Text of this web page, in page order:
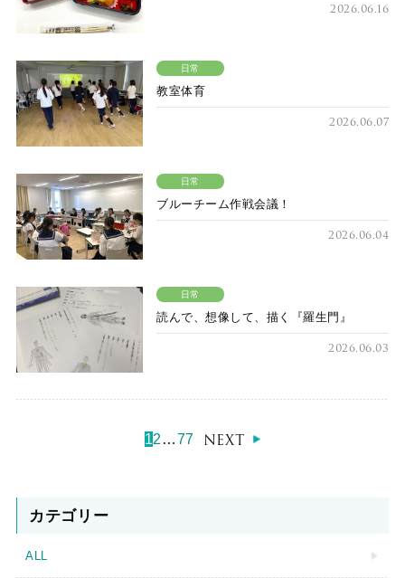
2026.06.16
日常
教室体育
2026.06.07
日常
ブルーチーム作戦会議！
2026.06.04
日常
読んで、想像して、描く『羅生門』
2026.06.03
12 …77 NEXT
カテゴリー
ALL